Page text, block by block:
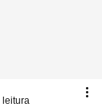
leitura